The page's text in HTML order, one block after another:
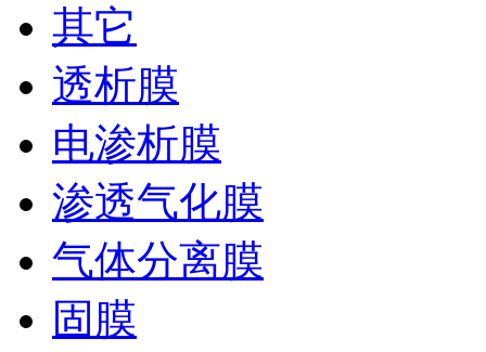
其它
透析膜
电渗析膜
渗透气化膜
气体分离膜
固膜